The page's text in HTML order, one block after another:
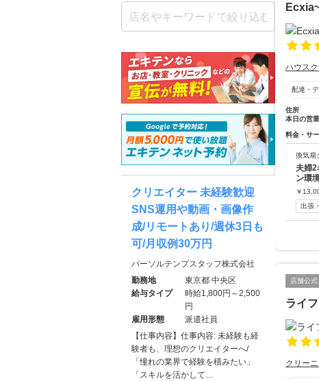
ハウス
配達・
住所
本日の営
料金・サ
換気扇
夫婦2
ン環
￥
出張
店舗公式
ライ
クリー
クリエイター 未経験歓迎
SNS運用や動画・画像作
成/リモートあり/週休3日も
可/月収例30万円
パーソルテンプスタッフ株式会社
勤務地
東京都 中央区
給与タイプ
時給1,800円～2,500
円
雇用形態
派遣社員
【仕事内容】仕事内容: 未経験も経
験者も、理想のクリエイターへ/
「憧れの業界で経験を積みたい」
「スキルを活かして…